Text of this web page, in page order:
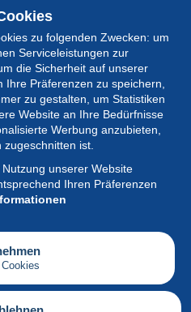
zu folgenden Zwecken: um
Serviceleistungen zur
die Sicherheit auf unserer
Präferenzen zu speichern,
zu gestalten, um Statistiken
Website an Ihre Bedürfnisse
Werbung anzubieten,
ist.
unserer Website
Ihren Präferenzen